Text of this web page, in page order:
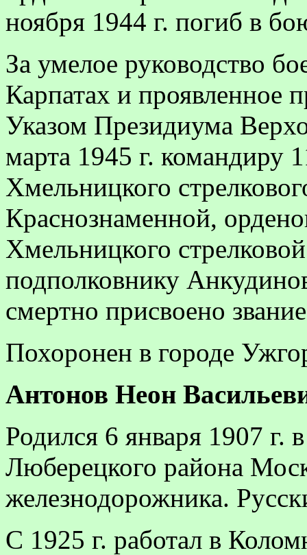
ноября 1944 г. погиб в
За умелое руководство
Кар­патах и проявленное
Указом Президиума
марта 1945 г. командиру
Хмельницкого
Краснознаменной,
Хмельницкого
подполковнику
смертно присвоено
Похоронен в городе
Антонов Неон
Родился 6 января 1907 г.
Люберецкого района
железнодорожника.
С 1925 г. работал в